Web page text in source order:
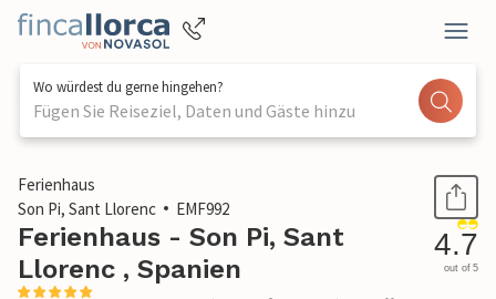
Wo würdest du gerne hingehen?
Fügen Sie Reiseziel, Daten und Gäste hinzu
1 / 47
Ferienhaus
Son Pi, Sant Llorenc
EMF992
Ferienhaus - Son Pi, Sant
Llorenc , Spanien
4.7
out of 5